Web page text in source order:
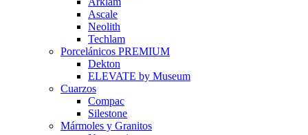
Ascale
Neolith
Techlam
Porcelánicos PREMIUM
Dekton
ELEVATE by Museum
Cuarzos
Compac
Silestone
Mármoles y Granitos